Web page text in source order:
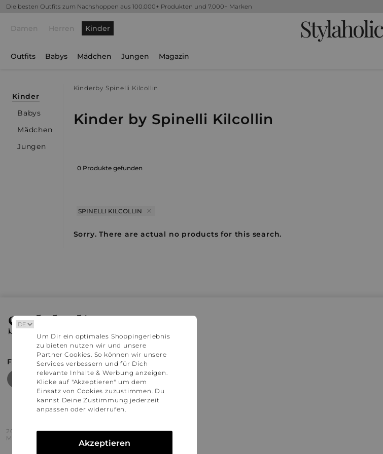
Die besten Outfits zum Nachshoppen aus 100.000+ Produkten und 7.000+ Marken
Damen Herren Kinder Stylaholic
Outfits Babys Mädchen Jungen Magazin
Kinder
Babys
Mädchen
Jungen
Kinderby Spinelli Kilcollin
Kinder by Spinelli Kilcollin
0 Produkte gefunden
SPINELLI KILCOLLIN
Sorry. There are actual no products for this search.
Stylaholic
FIND MORE INSPIRATION
2016 - 2026 © Stylaholic.
Made for you with love in munich.
Um Dir ein optimales Shoppingerlebnis
zu bieten nutzen wir und unsere
Partner Cookies. So können wir unsere
Services verbessern und für Dich
relevante Inhalte & Werbung anzeigen.
Klicke auf "Akzeptieren" um dem
Einsatz von Cookies zuzustimmen. Du
kannst Deine Zustimmung jederzeit
anpassen oder widerrufen.
Akzeptieren